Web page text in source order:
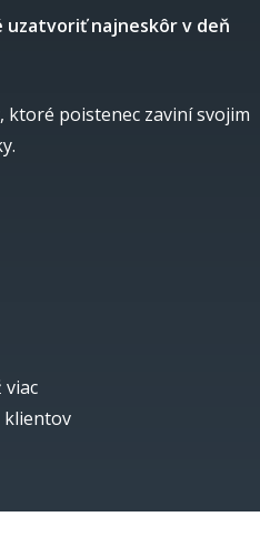
najneskôr v deň
ktoré poistenec zaviní svojim
klientov